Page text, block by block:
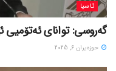
ئاسیا
گەروسی: توانای ئەتۆمیی
حوزه‌یران 6, 2025